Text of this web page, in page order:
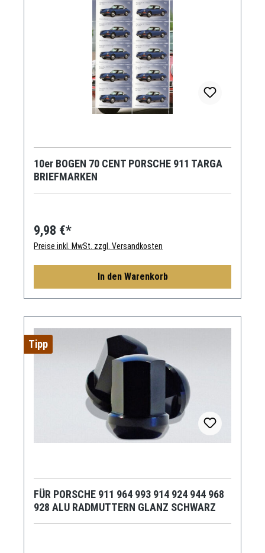
10er BOGEN 70 CENT PORSCHE 911 TARGA
BRIEFMARKEN
9,98 €*
Preise inkl. MwSt. zzgl. Versandkosten
In den Warenkorb
Tipp
FÜR PORSCHE 911 964 993 914 924 944 968
928 ALU RADMUTTERN GLANZ SCHWARZ